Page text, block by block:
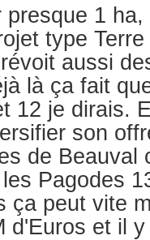
1
type
aussi
là ça fait
12 je dirais.
son
de Beauval
Pagodes
ça peut vite
d'Euros et il